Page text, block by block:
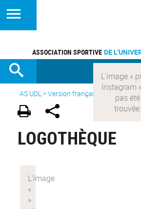
ASSOCIATION SPORTIVE DE
AS UDL>Version française Logothèque
LOGOTHÈQUE